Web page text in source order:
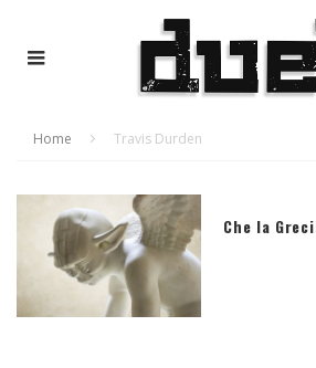
Home Travis Durden
Che la